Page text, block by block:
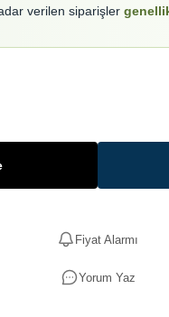
verilen siparişler
Fiyat Alarmı
Yorum Yaz